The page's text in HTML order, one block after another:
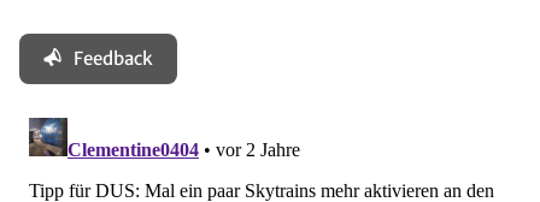
Feedback